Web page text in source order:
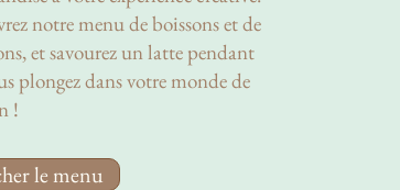
notre menu de boissons et de
et savourez un latte pendant
plongez dans votre monde de
!
le menu